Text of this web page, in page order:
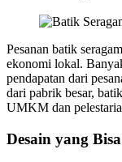
Pesanan batik
ekonomi lokal.
pendapatan dari
dari pabrik besar,
UMKM dan
Desain yang